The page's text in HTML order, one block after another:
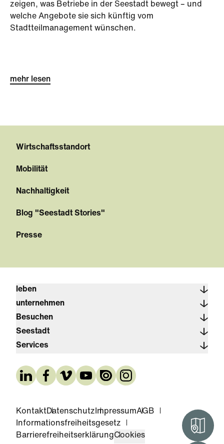
zeigen, was Betriebe in der Seestadt bewegt – und
welche Angebote sie sich künftig vom
Stadtteilmanagement wünschen.
mehr lesen
Wirtschaftsstandort
Mobilität
Nachhaltigkeit
Blog "Seestadt Stories"
Presse
leben
unternehmen
Besuchen
Seestadt
Services
KontaktDatenschutz ImpressumAGB
Informationsfreiheitsgesetz
BarrierefreiheitserklärungCookies